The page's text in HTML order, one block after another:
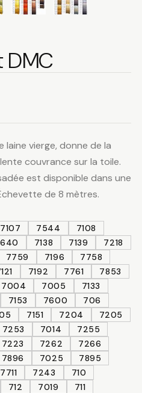
DMC
laine vierge, donne de la
couvrance sur la toile.
est disponible dans une
de 8 mètres.
7107 7544
7108
7138 7139
7218
7759 7196
7758
7192 7761
7853
7004 7005
7133
7153 7600
706
7151 7204
7205
7253 7014
7255
7223 7262
7266
7896 7025
7895
7711 7243
710
712 7019
711